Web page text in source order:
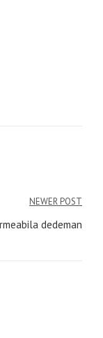
NEWER POST
dedeman